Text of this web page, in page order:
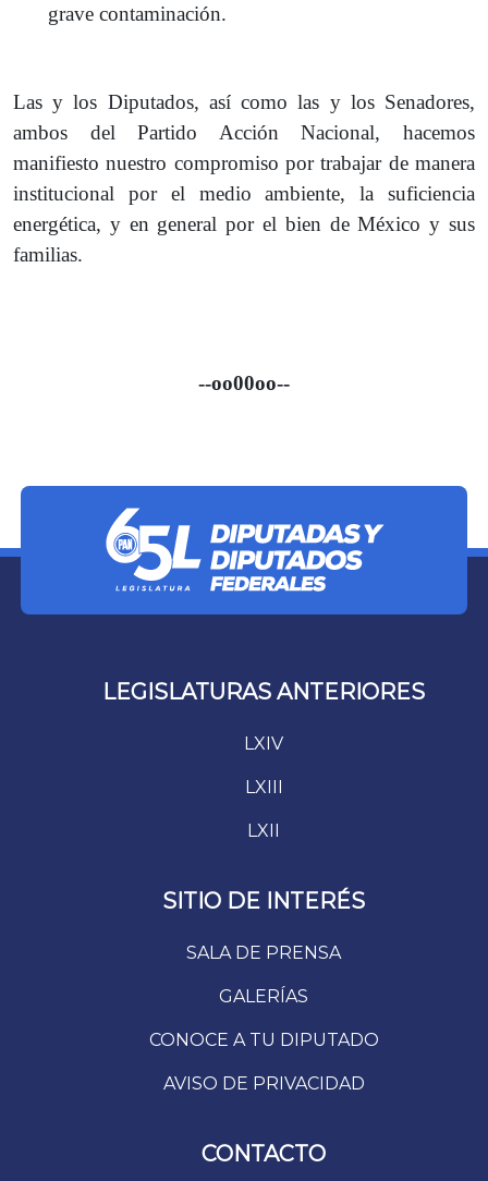
grave contaminación.
Las y los Diputados, así como las y los Senadores,
ambos del Partido Acción Nacional, hacemos
manifiesto nuestro compromiso por trabajar de manera
institucional por el medio ambiente, la suficiencia
energética, y en general por el bien de México y sus
familias.
--oo00oo--
LEGISLATURAS ANTERIORES
LXIV
LXIII
LXII
SITIO DE INTERÉS
SALA DE PRENSA
GALERÍAS
CONOCE A TU DIPUTADO
AVISO DE PRIVACIDAD
CONTACTO